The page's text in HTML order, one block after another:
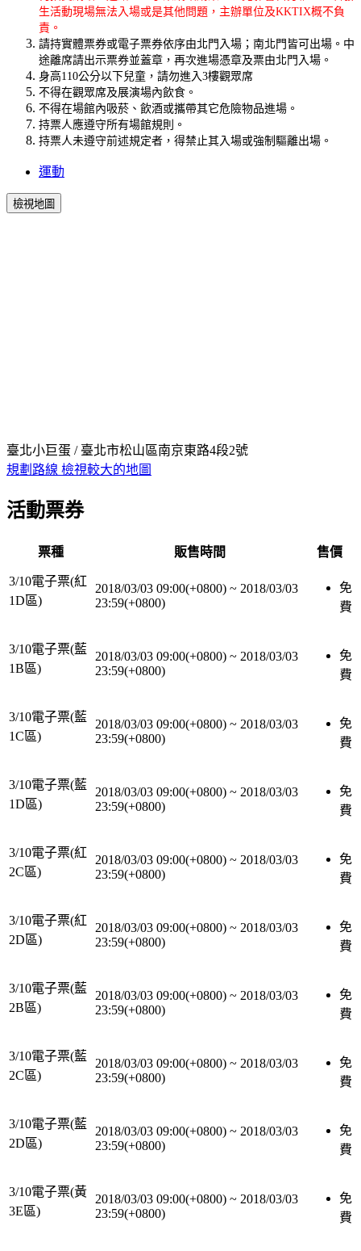
生活動現場無法入場或是其他問題，主辦單位及KKTIX概不負
責。
請持實體票券或電子票券依序由北門入場；南北門皆可出場。中
途離席請出示票券並蓋章，再次進場憑章及票由北門入場。
身高110公分以下兒童，請勿進入3樓觀眾席
不得在觀眾席及展演場內飲食。
不得在場館內吸菸、飲酒或攜帶其它危險物品進場。
持票人應遵守所有場館規則。
持票人未遵守前述規定者，得禁止其入場或強制驅離出場。
運動
檢視地圖
臺北小巨蛋 / 臺北市松山區南京東路4段2號
規劃路線 檢視較大的地圖
活動票券
票種 販售時間 售價
3/10電子票(紅
1D區)
2018/03/03 09:00(+0800) ~ 2018/03/03
23:59(+0800)
免
費
3/10電子票(藍
1B區)
2018/03/03 09:00(+0800) ~ 2018/03/03
23:59(+0800)
免
費
3/10電子票(藍
1C區)
2018/03/03 09:00(+0800) ~ 2018/03/03
23:59(+0800)
免
費
3/10電子票(藍
1D區)
2018/03/03 09:00(+0800) ~ 2018/03/03
23:59(+0800)
免
費
3/10電子票(紅
2C區)
2018/03/03 09:00(+0800) ~ 2018/03/03
23:59(+0800)
免
費
3/10電子票(紅
2D區)
2018/03/03 09:00(+0800) ~ 2018/03/03
23:59(+0800)
免
費
3/10電子票(藍
2B區)
2018/03/03 09:00(+0800) ~ 2018/03/03
23:59(+0800)
免
費
3/10電子票(藍
2C區)
2018/03/03 09:00(+0800) ~ 2018/03/03
23:59(+0800)
免
費
3/10電子票(藍
2D區)
2018/03/03 09:00(+0800) ~ 2018/03/03
23:59(+0800)
免
費
3/10電子票(黃
3E區)
2018/03/03 09:00(+0800) ~ 2018/03/03
23:59(+0800)
免
費